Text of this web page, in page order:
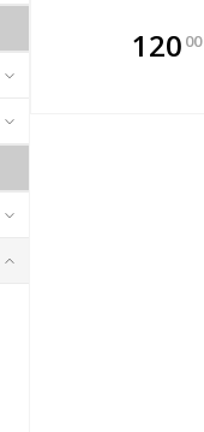
120 00
В
всегда